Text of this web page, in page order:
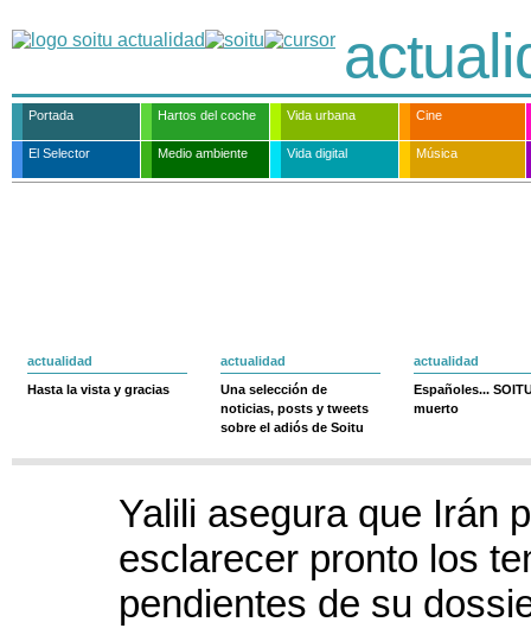
Portada Hartos del coche Vida urbana Cine
El Selector Medio ambiente Vida digital Música
actualidad
Hasta la vista y gracias
actualidad
Una selección de
noticias, posts y tweets
sobre el adiós de Soitu
actualidad
Españoles...
muerto
Yalili asegura que Irán
esclarecer pronto los
pendientes de su